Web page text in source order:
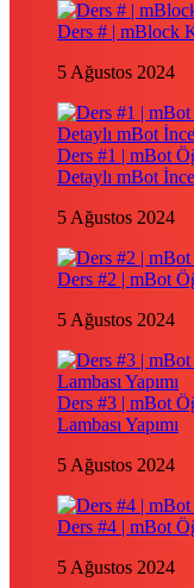
Ders # | mBlock
5 Ağustos 2024
Ders #1 | mBot
Detaylı mBot
5 Ağustos 2024
Ders #2 | mBot
5 Ağustos 2024
Ders #3 | mBot
Lambası Yapımı
5 Ağustos 2024
Ders #4 | mBot
5 Ağustos 2024